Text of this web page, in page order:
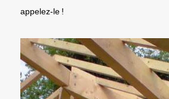
appelez-le !